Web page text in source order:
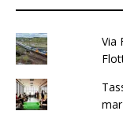
Via